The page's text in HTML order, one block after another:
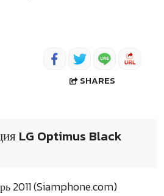
SHARES
LG Optimus Black
2011 (Siamphone.com)